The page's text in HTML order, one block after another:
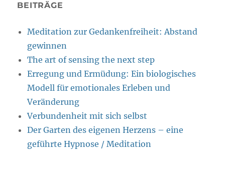
BEITRÄGE
Meditation zur Gedankenfreiheit: Abstand
gewinnen
The art of sensing the next step
Erregung und Ermüdung: Ein biologisches
Modell für emotionales Erleben und
Veränderung
Verbundenheit mit sich selbst
Der Garten des eigenen Herzens – eine
geführte Hypnose / Meditation